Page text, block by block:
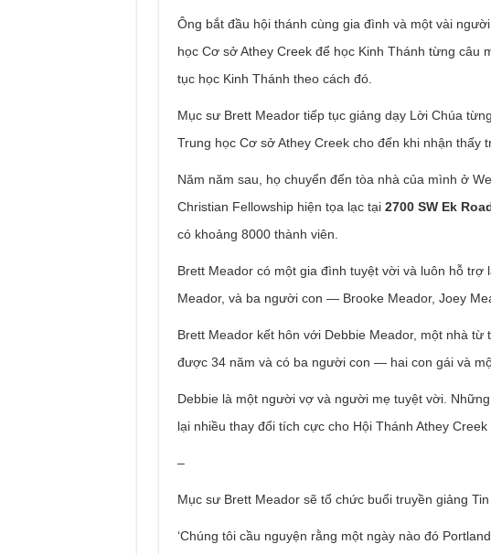
Ông bắt đầu hội thánh cùng gia đình và một vài
học Cơ sở Athey Creek để học Kinh Thánh từng câu
tục học Kinh Thánh theo cách đó.
Mục sư Brett Meador tiếp tục giảng dạy Lời Chúa
Trung học Cơ sở Athey Creek cho đến khi nhận thấy
Năm năm sau, họ chuyển đến tòa nhà của mình ở
Christian Fellowship hiện tọa lạc tại 2700 SW Ek
có khoảng 8000 thành viên.
Brett Meador có một gia đình tuyệt vời và luôn hỗ
Meador, và ba người con — Brooke Meador, Joey
Brett Meador kết hôn với Debbie Meador, một nhà từ
được 34 năm và có ba người con — hai con gái và
Debbie là một người vợ và người mẹ tuyệt vời.
lại nhiều thay đổi tích cực cho Hội Thánh Athey
–
Mục sư Brett Meador sẽ tổ chức buổi truyền giảng
‘Chúng tôi cầu nguyện rằng một ngày nào đó